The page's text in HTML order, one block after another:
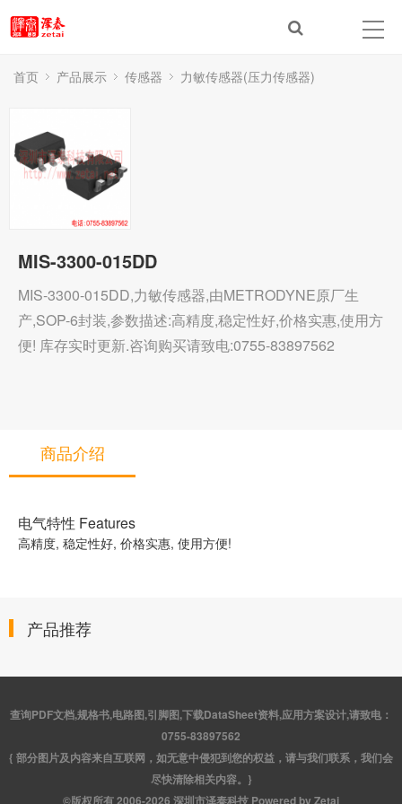
首页 产品展示 传感器 力敏传感器(压力传感器)
MIS-3300-015DD
MIS-3300-015DD,力敏传感器,由METRODYNE原厂生
产,SOP-6封装,参数描述:高精度,稳定性好,价格实惠,使用方
便! 库存实时更新.咨询购买请致电:0755-83897562
商品介绍
电气特性 Features
高精度, 稳定性好, 价格实惠, 使用方便!
产品推荐
查询PDF文档,规格书,电路图,引脚图,下载DataSheet资料,应用方案设计,请致电：
0755-83897562
{ 部分图片及内容来自互联网，如无意中侵犯到您的权益，请与我们联系，我们会
尽快清除相关内容。}
©版权所有 2006-2026 深圳市泽泰科技 Powered by Zetai